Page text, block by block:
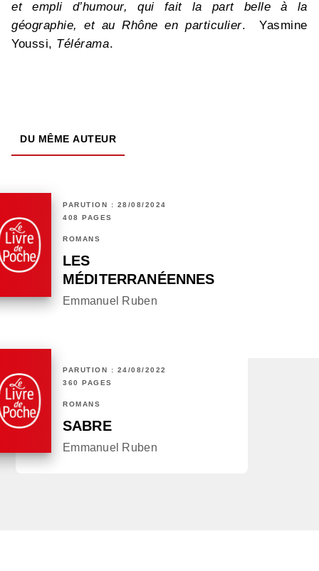
et empli d’humour, qui fait la part belle à la
géographie, et au Rhône en particulier. Yasmine
Youssi, Télérama.
DU MÊME AUTEUR
PARUTION : 28/08/2024
408 PAGES
ROMANS
LES
MÉDITERRANÉENNES
Emmanuel Ruben
PARUTION : 24/08/2022
360 PAGES
ROMANS
SABRE
Emmanuel Ruben